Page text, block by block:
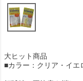
大ヒット商品
■カラー：クリア・イエ